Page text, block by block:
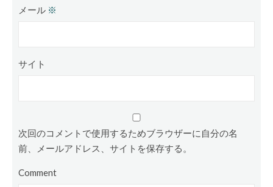
メール ※
サイト
次回のコメントで使用するためブラウザーに自分の名
前、メールアドレス、サイトを保存する。
Comment